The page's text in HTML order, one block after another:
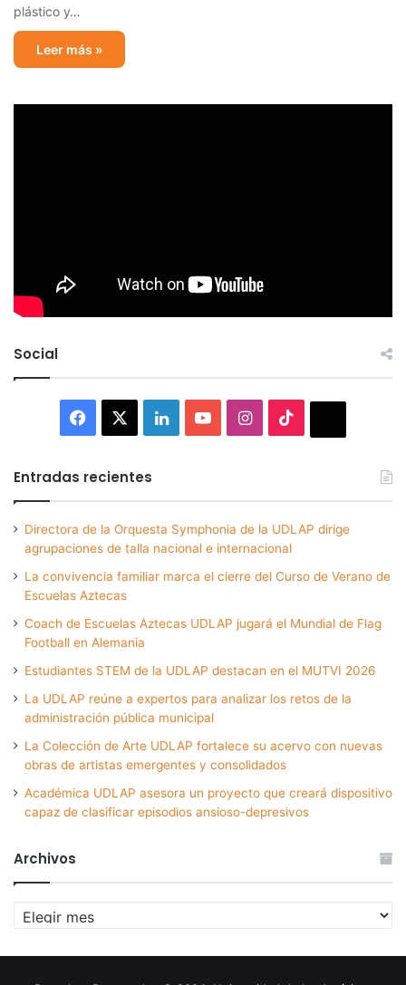
plástico y…
Leer más »
Social
Facebook LinkedInYouTubeInstagram
Entradas recientes
Directora de la Orquesta Symphonia de la UDLAP dirige
agrupaciones de talla nacional e internacional
La convivencia familiar marca el cierre del Curso de Verano de
Escuelas Aztecas
Coach de Escuelas Aztecas UDLAP jugará el Mundial de Flag
Football en Alemania
Estudiantes STEM de la UDLAP destacan en el MUTVI 2026
La UDLAP reúne a expertos para analizar los retos de la
administración pública municipal
La Colección de Arte UDLAP fortalece su acervo con nuevas
obras de artistas emergentes y consolidados
Académica UDLAP asesora un proyecto que creará dispositivo
capaz de clasificar episodios ansioso-depresivos
Archivos
Archivos